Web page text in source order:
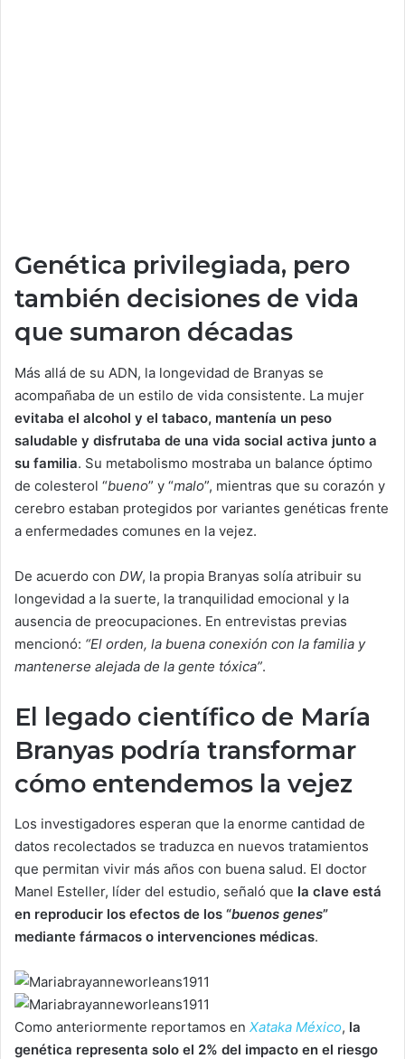
Genética privilegiada, pero
también decisiones de vida
que sumaron décadas
Más allá de su ADN, la longevidad de Branyas se
acompañaba de un estilo de vida consistente. La mujer
evitaba el alcohol y el tabaco, mantenía un peso
saludable y disfrutaba de una vida social activa junto a
su familia. Su metabolismo mostraba un balance óptimo
de colesterol “bueno” y “malo”, mientras que su corazón y
cerebro estaban protegidos por variantes genéticas frente
a enfermedades comunes en la vejez.
De acuerdo con DW, la propia Branyas solía atribuir su
longevidad a la suerte, la tranquilidad emocional y la
ausencia de preocupaciones. En entrevistas previas
mencionó: “El orden, la buena conexión con la familia y
mantenerse alejada de la gente tóxica”.
El legado científico de María
Branyas podría transformar
cómo entendemos la vejez
Los investigadores esperan que la enorme cantidad de
datos recolectados se traduzca en nuevos tratamientos
que permitan vivir más años con buena salud. El doctor
Manel Esteller, líder del estudio, señaló que la clave está
en reproducir los efectos de los “buenos genes”
mediante fármacos o intervenciones médicas.
Como anteriormente reportamos en Xataka México, la
genética representa solo el 2% del impacto en el riesgo